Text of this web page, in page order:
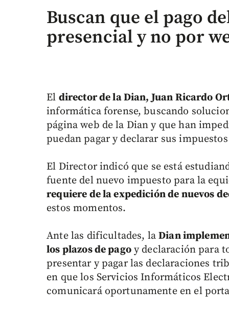
Buscan que el pago
presencial y no por
El director de la Dian, Juan Ricardo
informática forense, buscando
página web de la Dian y que han
puedan pagar y declarar sus
El Director indicó que se está
fuente del nuevo impuesto para la
requiere de la expedición de nuevos
estos momentos.
Ante las dificultades, laDian
los plazos de pagoy declaración para
presentar y pagar las declaraciones
en que los Servicios Informáticos
comunicará oportunamente en el